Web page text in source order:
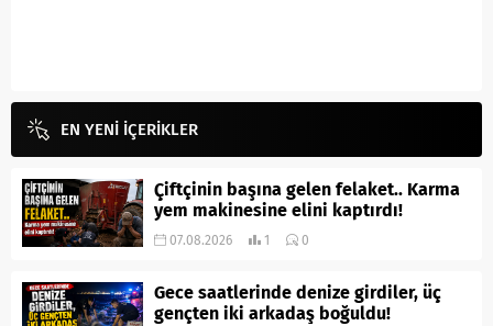
EN YENİ İÇERİKLER
Çiftçinin başına gelen felaket.. Karma
yem makinesine elini kaptırdı!
07.08.2026 1 0
Gece saatlerinde denize girdiler, üç
gençten iki arkadaş boğuldu!